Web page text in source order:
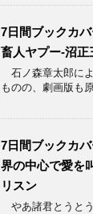
7日間ブックカ
畜人ヤプー-沼正
石ノ森章太郎に
ものの、劇画版も
7日間ブックカ
界の中心で愛を
リスン
やあ諸君とうと